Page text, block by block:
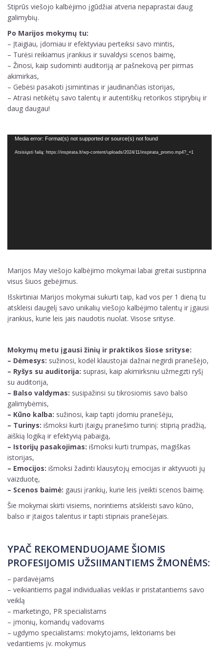
Stiprūs viešojo kalbėjimo įgūdžiai atveria nepaprastai daug
galimybių.
Po Marijos mokymų tu:
– Įtaigiau, įdomiau ir efektyviau perteiksi savo mintis,
– Turėsi reikiamus įrankius ir suvaldysi scenos baimę,
– Žinosi, kaip sudominti auditoriją ar pašnekovą per pirmas
akimirkas,
– Gebėsi pasakoti įsimintinas ir jaudinančias istorijas,
– Atrasi netikėtų savo talentų ir autentiškų retorikos stiprybių ir
daug daugau!
Video
grotuvas
Media error: Format(s) not supported or source(s) not found
Atsisiųsti failą: https://inspirata.lt/wp-content/uploads/2024/11/inspirata_promo.mp4?_=1
Marijos May viešojo kalbėjimo mokymai labai greitai sustiprina
visus šiuos gebėjimus.
Išskirtiniai Marijos mokymai sukurti taip, kad vos per 1 dieną tu
atskleisi daugelį savo unikalių viešojo kalbėjimo talentų ir įgausi
įrankius, kurie leis jais naudotis nuolat. Visose srityse.
Mokymų metu įgausi žinių ir praktikos šiose srityse:
– Dėmesys: sužinosi, kodėl klaustojai dažnai negirdi pranešėjo,
– Ryšys su auditorija: suprasi, kaip akimirksniu užmegzti ryšį
su auditorija,
– Balso valdymas: susipažinsi su tikrosiomis savo balso
galimybėmis,
– Kūno kalba: sužinosi, kaip tapti įdomiu pranešėju,
– Turinys: išmoksi kurti įtaigų pranešimo turinį: stiprią pradžią,
aiškią logiką ir efektyvią pabaigą,
– Istorijų pasakojimas: išmoksi kurti trumpas, magiškas
istorijas,
– Emocijos: išmoksi žadinti klausytojų emocijas ir aktyvuoti jų
vaizduotę,
– Scenos baimė: gausi įrankių, kurie leis įveikti scenos baimę.
Šie mokymai skirti visiems, norintiems atskleisti savo kūno,
balso ir įtaigos talentus ir tapti stipriais pranešėjais.
YPAČ REKOMENDUOJAME ŠIOMIS
PROFESIJOMIS UŽSIIMANTIEMS ŽMONĖMS:
– pardavėjams
– veikiantiems pagal individualias veiklas ir pristatantiems savo
veiklą
– marketingo, PR specialistams
– įmonių, komandų vadovams
– ugdymo specialistams: mokytojams, lektoriams bei
vedantiems įv. mokymus